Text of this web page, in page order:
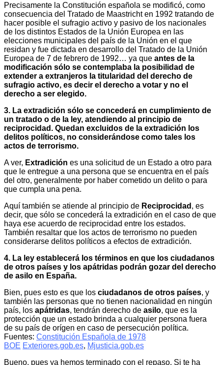
Precisamente la Constitución española se modificó, como
consecuencia del Tratado de Maastricht en 1992 tratando de
hacer posible el sufragio activo y pasivo de los nacionales
de los distintos Estados de la Unión Europea en las
elecciones municipales del país de la Unión en el que
residan y fue dictada en desarrollo del Tratado de la Unión
Europea de 7 de febrero de 1992… ya que antes de la
modificación sólo se contemplaba la posibilidad de
extender a extranjeros la titularidad del derecho de
sufragio activo, es decir el derecho a votar y no el
derecho a ser elegido.
3. La extradición sólo se concederá en cumplimiento de
un tratado o de la ley, atendiendo al principio de
reciprocidad. Quedan excluidos de la extradición los
delitos políticos, no considerándose como tales los
actos de terrorismo.
A ver, Extradición es una solicitud de un Estado a otro para
que le entregue a una persona que se encuentra en el país
del otro, generalmente por haber cometido un delito o para
que cumpla una pena.
Aquí también se atiende al principio de Reciprocidad , es
decir, que sólo se concederá la extradición en el caso de que
haya ese acuerdo de reciprocidad entre los estados.
También resaltar que los actos de terrorismo no pueden
considerarse delitos políticos a efectos de extradición.
4. La ley establecerá los términos en que los ciudadanos
de otros países y los apátridas podrán gozar del derecho
de asilo en España.
Bien, pues esto es que los ciudadanos de otros países, y
también las personas que no tienen nacionalidad en ningún
país, los apátridas, tendrán derecho de asilo, que es la
protección que un estado brinda a cualquier persona fuera
de su país de orígen en caso de persecución política.
Fuentes: Constitución Española de 1978
BOE Exteriores.gob.es, Mjusticia.gob.es
Bueno, pues ya hemos terminado con el repaso. Si te ha